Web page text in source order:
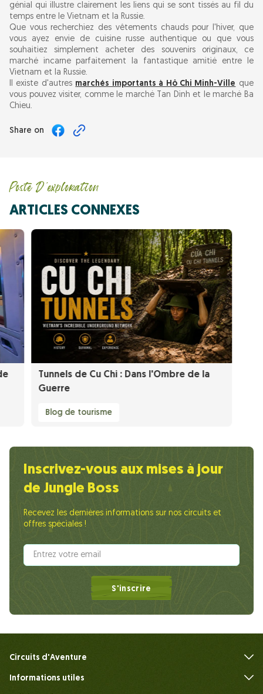
génial qui illustre clairement les liens qui se sont tissés au fil du
temps entre le Vietnam et la Russie.
Que vous recherchiez des vêtements chauds pour l'hiver, que
vous ayez envie de cuisine russe authentique ou que vous
souhaitiez simplement acheter des souvenirs originaux, ce
marché incarne parfaitement la fantastique amitié entre le
Vietnam et la Russie.
Il existe d'autres marchés importants à Hô Chi Minh-Ville que
vous pouvez visiter, comme le marché Tan Dinh et le marché Ba
Chieu.
Share on
Poste D'exploration
ARTICLES CONNEXES
Tunnels de Cu Chi : Dans l'Ombre de la
Guerre
Blog de tourisme
Inscrivez-vous aux mises à jour
de Jungle Boss
Recevez les dernières informations sur nos circuits et
offres spéciales !
S'inscrire
Circuits d'Aventure
Informations utiles